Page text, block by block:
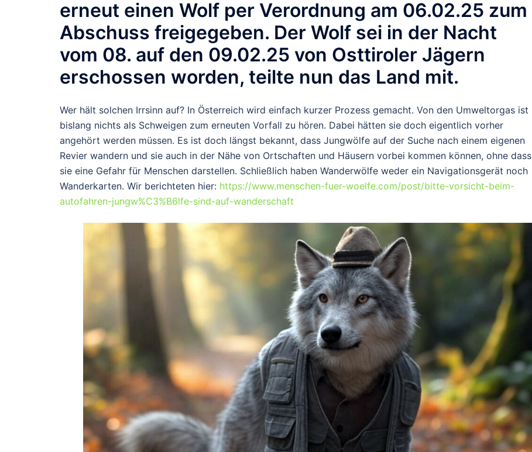
erneut einen Wolf per Verordnung am 06.02.25 zum
Abschuss freigegeben. Der Wolf sei in der Nacht
vom 08. auf den 09.02.25 von Osttiroler Jägern
erschossen worden, teilte nun das Land mit.
Wer hält solchen Irrsinn auf? In Österreich wird einfach kurzer Prozess gemacht. Von den Umweltorgas ist
bislang nichts als Schweigen zum erneuten Vorfall zu hören. Dabei hätten sie doch eigentlich vorher
angehört werden müssen. Es ist doch längst bekannt, dass Jungwölfe auf der Suche nach einem eigenen
Revier wandern und sie auch in der Nähe von Ortschaften und Häusern vorbei kommen können, ohne dass
sie eine Gefahr für Menschen darstellen. Schließlich haben Wanderwölfe weder ein Navigationsgerät noch
Wanderkarten. Wir berichteten hier: https://www.menschen-fuer-woelfe.com/post/bitte-vorsicht-beim-
autofahren-jungw%C3%B6lfe-sind-auf-wanderschaft